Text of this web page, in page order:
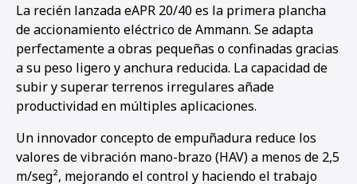
La recién lanzada eAPR 20/40 es la primera plancha
de accionamiento eléctrico de Ammann. Se adapta
perfectamente a obras pequeñas o confinadas gracias
a su peso ligero y anchura reducida. La capacidad de
subir y superar terrenos irregulares añade
productividad en múltiples aplicaciones.
Un innovador concepto de empuñadura reduce los
valores de vibración mano-brazo (HAV) a menos de 2,5
m/seg², mejorando el control y haciendo el trabajo